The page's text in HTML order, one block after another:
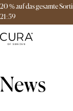
20 % auf das gesamte
21:59
News